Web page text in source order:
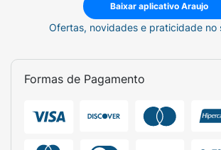
Baixar aplicativo Araujo
Ofertas, novidades e praticidade no
Formas de Pagamento